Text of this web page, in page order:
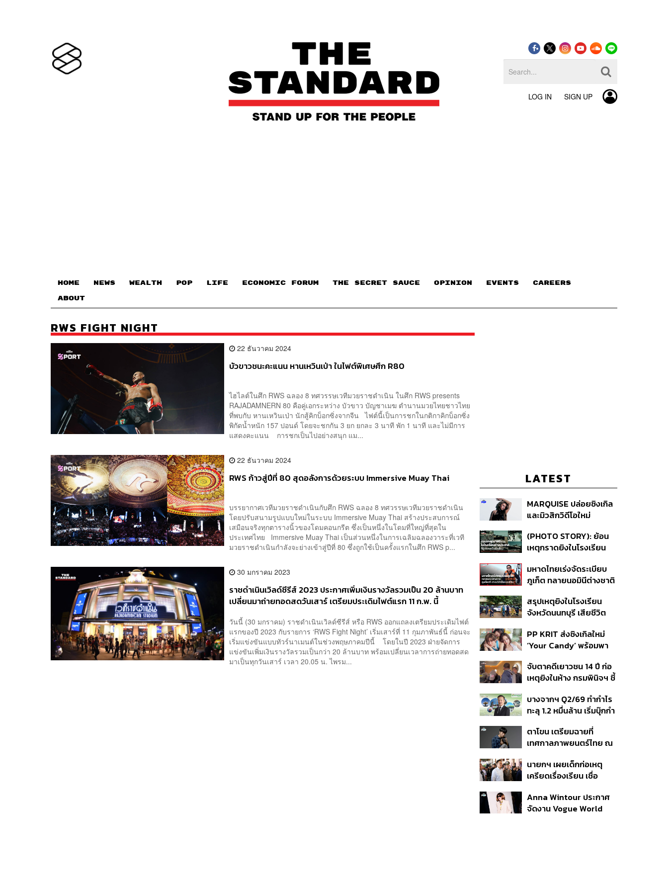
LOG IN SIGN UP
HOME NEWS WEALTH POP LIFE ECONOMIC FORUM THE SECRET SAUCE​ OPINION EVENTS CAREERS
ABOUT
RWS FIGHT NIGHT
22 ธันวาคม 2024
บัวขาวชนะคะแนน หานเหวินเป่า ในไฟต์พิเศษศึก R80
ไฮไลต์ในศึก RWS ฉลอง 8 ทศวรรษเวทีมวยราชดำเนิน ในศึก RWS presents
RAJADAMNERN 80 คือคู่เอกระหว่าง บัวขาว บัญชาเมฆ ตำนานมวยไทยชาวไทย
ที่พบกับ หานเหวินเป่า นักสู้คิกบ็อกซิ่งจากจีน ไฟต์นี้เป็นการชกในกติกาคิกบ็อกซิ่ง
พิกัดน้ำหนัก 157 ปอนด์ โดยจะชกกัน 3 ยก ยกละ 3 นาที พัก 1 นาที และไม่มีการ
แสดงคะแนน การชกเป็นไปอย่างสนุก แม...
22 ธันวาคม 2024
RWS ก้าวสู่ปีที่ 80 สุดอลังการด้วยระบบ Immersive Muay Thai
บรรยากาศเวทีมวยราชดำเนินกับศึก RWS ฉลอง 8 ทศวรรษเวทีมวยราชดำเนิน
โดยปรับสนามรูปแบบใหม่ในระบบ Immersive Muay Thai สร้างประสบการณ์
เสมือนจริงทุกตารางนิ้วของโดมคอนกรีต ซึ่งเป็นหนึ่งในโดมที่ใหญ่ที่สุดใน
ประเทศไทย Immersive Muay Thai เป็นส่วนหนึ่งในการเฉลิมฉลองวาระที่เวที
มวยราชดำเนินกำลังจะย่างเข้าสู่ปีที่ 80 ซึ่งถูกใช้เป็นครั้งแรกในศึก RWS p...
30 มกราคม 2023
ราชดำเนินเวิลด์ซีรีส์ 2023 ประกาศเพิ่มเงินรางวัลรวมเป็น 20 ล้านบาท
เปลี่ยนมาถ่ายทอดสดวันเสาร์ เตรียมประเดิมไฟต์แรก 11 ก.พ. นี้
วันนี้ (30 มกราคม) ราชดำเนินเวิลด์ซีรีส์ หรือ RWS ออกแถลงเตรียมประเดิมไฟต์
แรกของปี 2023 กับรายการ ‘RWS Fight Night’ เริ่มเสาร์ที่ 11 กุมภาพันธ์นี้ ก่อนจะ
เริ่มแข่งขันแบบทัวร์นาเมนต์ในช่วงพฤษภาคมปีนี้ โดยในปี 2023 ฝ่ายจัดการ
แข่งขันเพิ่มเงินรางวัลรวมเป็นกว่า 20 ล้านบาท พร้อมเปลี่ยนเวลาการถ่ายทอดสด
มาเป็นทุกวันเสาร์ เวลา 20.05 น. ไพรม...
LATEST
MARQUISE ปล่อยซิงเกิล
และมิวสิกวิดีโอใหม่
สัมพันธ์สุด Toxic
(PHOTO STORY): ย้อน
เหตุกราดยิงในโรงเรียน
นักเรียน
มหาดไทยเร่งจัดระเบียบ
ภูเก็ต ทลายนอมินีต่างชาติ
ที่ดิน เคลียร์ใบอนุญาต
โรงแรมค้าง 7 ปี
สรุปเหตุยิงในโรงเรียน
จังหวัดนนทบุรี เสียชีวิต
ปมค้นประวัติคดีกราดยิงที่
สหรัฐฯ
PP KRIT ส่งซิงเกิลใหม่
‘Your Candy’ พร้อมพา
สิกวิดีโอ
จับตาคดีเยาวชน 14 ปี ก่อ
เหตุยิงในห้าง กรมพินิจฯ ชี้
เนื่อง ประเมินปล่อยตัว
บางจากฯ Q2/69 ทำกำไร
ทะลุ 1.2 หมื่นล้าน เริ่มบุ๊กกำ
แรก หนุนรายได้ครึ่งปีทะลุ
3.2 แสนล้าน
ตาโขน เตรียมฉายที่
เทศกาลภาพยนตร์ไทย ณ
นายกฯ เผยเด็กก่อเหตุ
เครียดเรื่องเรียน เชื่อ
กระสุนอีกกว่า 30 นัด หาก
ไม่จบชีวิตตัวเองอาจสูญ
Anna Wintour ประกาศ
จัดงาน Vogue World